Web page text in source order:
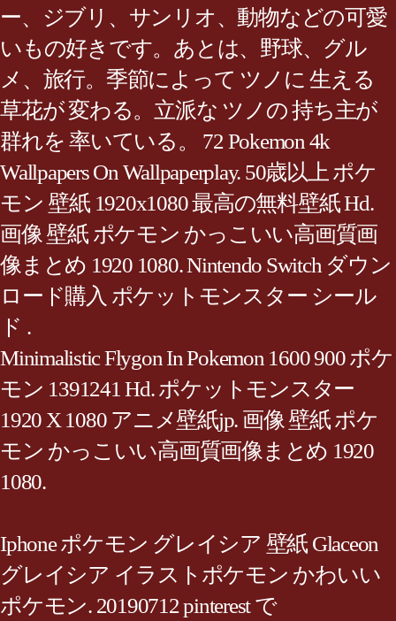
ー、ジブリ、サンリオ、動物などの可愛
いもの好きです。あとは、野球、グル
メ、旅行。季節によって ツノに 生える
草花が 変わる。立派な ツノの 持ち主が
群れを 率いている。 72 Pokemon 4k
Wallpapers On Wallpaperplay. 50歳以上 ポケ
モン 壁紙 1920x1080 最高の無料壁紙 Hd.
画像 壁紙 ポケモン かっこいい高画質画
像まとめ 1920 1080. Nintendo Switch ダウン
ロード購入 ポケットモンスター シール
ド .
Minimalistic Flygon In Pokemon 1600 900 ポケ
モン 1391241 Hd. ポケットモンスター
1920 X 1080 アニメ壁紙jp. 画像 壁紙 ポケ
モン かっこいい高画質画像まとめ 1920
1080.
Iphone ポケモン グレイシア 壁紙 Glaceon
グレイシア イラストポケモン かわいい
ポケモン. 20190712 pinterest で